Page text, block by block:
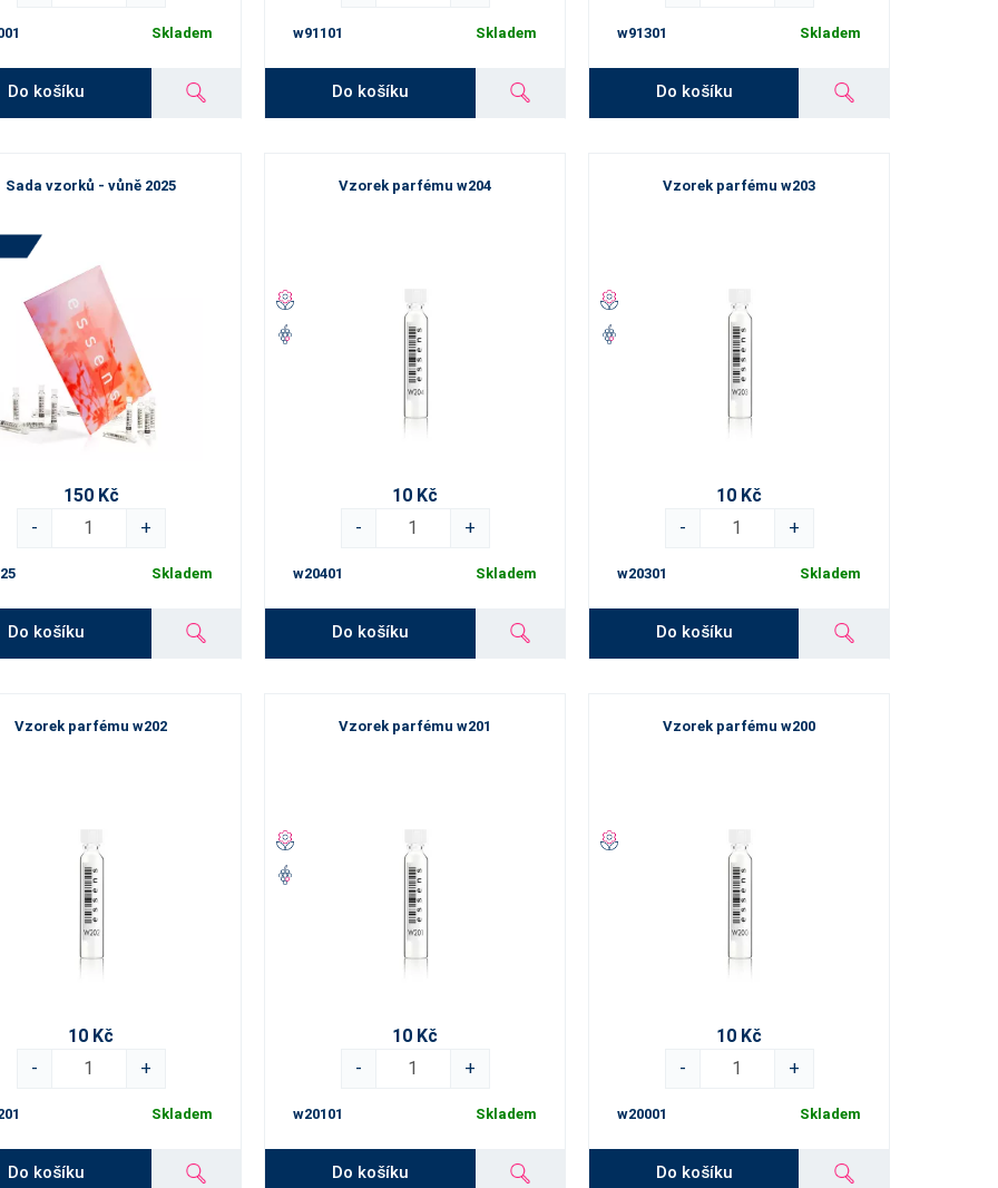
Skladem
Do košíku
w91101 Skladem
Do košíku
w91301 Skladem
Do košíku
Sada vzorků - vůně 2025
150 Kč
-
+
Skladem
Do košíku
Vzorek parfému w204
10 Kč
-
+
w20401 Skladem
Do košíku
Vzorek parfému w203
10 Kč
-
+
w20301 Skladem
Do košíku
Vzorek parfému w202
10 Kč
-
+
Skladem
Do košíku
Vzorek parfému w201
10 Kč
-
+
w20101 Skladem
Do košíku
Vzorek parfému w200
10 Kč
-
+
w20001 Skladem
Do košíku